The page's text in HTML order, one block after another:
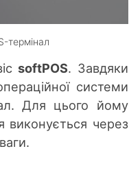
термінал
softPOS. Завдяки
системи
Для цього йому
виконується через